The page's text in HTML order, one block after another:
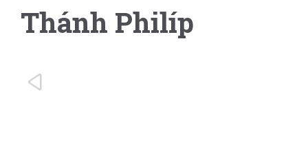
Thánh Philíp
